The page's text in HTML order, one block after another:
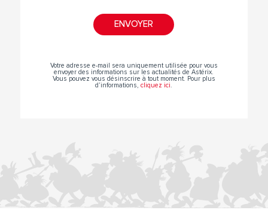
Votre adresse e-mail sera uniquement utilisée pour vous
envoyer des informations sur les actualités de Astérix.
Vous pouvez vous désinscrire à tout moment. Pour plus
d’informations,cliquez ici.